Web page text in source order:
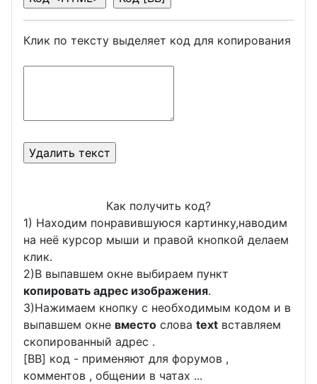
Клик по тексту выделяет код для копирования
Как получить код?
1) Находим понравившуюся картинку,наводим
на неё курсор мыши и правой кнопкой делаем
клик.
2)В выпавшем окне выбираем пункт
копировать адрес изображения.
3)Нажимаем кнопку с необходимым кодом и в
выпавшем окне вместо слова text вставляем
скопированный адрес .
[BB] код - применяют для форумов ,
комментов , общении в чатах ...